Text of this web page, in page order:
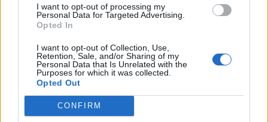
I want to opt-out of processing my
Personal Data for Targeted Advertising.
Opted In
I want to opt-out of Collection, Use,
Retention, Sale, and/or Sharing of my
Personal Data that Is Unrelated with the
Purposes for which it was collected.
Opted Out
CONFIRM
*schokolade61*,lissy_kindundTammoogefällt dies.
Tammoo
Lebende Forenlegende
Zaubern...A